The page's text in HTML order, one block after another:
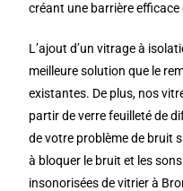
créant une barrière
L’ajout d’un vitrage à
meilleure solution que le
existantes. De plus, nos
partir de verre feuilleté de
de votre problème de bruit
à bloquer le bruit et les
insonorisées de vitrier à